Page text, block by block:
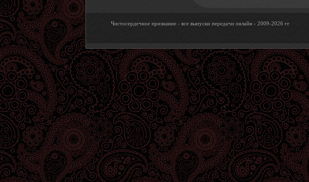
Чистосердечное признание - все выпуски передачи онлайн - 2009-2026 гг